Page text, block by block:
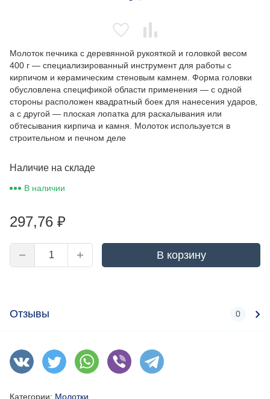
Молоток печника с деревянной рукояткой и головкой весом
400 г — специализированный инструмент для работы с
кирпичом и керамическим стеновым камнем. Форма головки
обусловлена спецификой области применения — с одной
стороны расположен квадратный боек для нанесения ударов,
а с другой — плоская лопатка для раскалывания или
обтесывания кирпича и камня. Молоток используется в
строительном и печном деле
Наличие на складе
В наличии
297,76 ₽
В корзину
Отзывы 0
Категории: Молотки